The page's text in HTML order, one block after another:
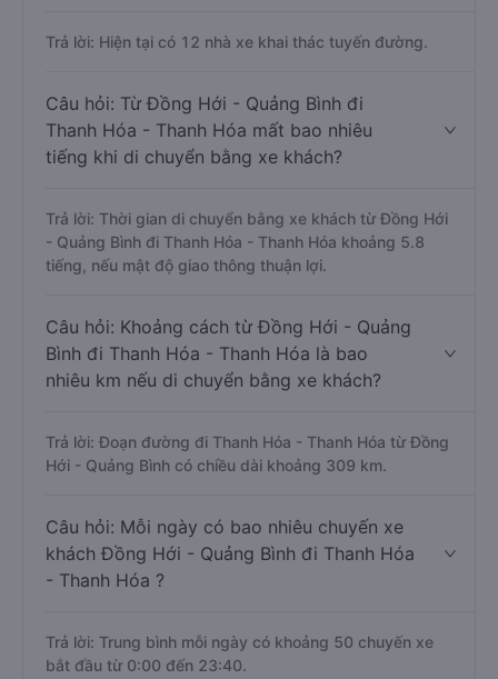
Trả lời: Hiện tại có 12 nhà xe khai thác tuyến đường.
Câu hỏi: Từ Đồng Hới - Quảng Bình đi
Thanh Hóa - Thanh Hóa mất bao nhiêu
tiếng khi di chuyển bằng xe khách?
Trả lời: Thời gian di chuyển bằng xe khách từ Đồng Hới
- Quảng Bình đi Thanh Hóa - Thanh Hóa khoảng 5.8
tiếng, nếu mật độ giao thông thuận lợi.
Câu hỏi: Khoảng cách từ Đồng Hới - Quảng
Bình đi Thanh Hóa - Thanh Hóa là bao
nhiêu km nếu di chuyển bằng xe khách?
Trả lời: Đoạn đường đi Thanh Hóa - Thanh Hóa từ Đồng
Hới - Quảng Bình có chiều dài khoảng 309 km.
Câu hỏi: Mỗi ngày có bao nhiêu chuyến xe
khách Đồng Hới - Quảng Bình đi Thanh Hóa
- Thanh Hóa ?
Trả lời: Trung bình mỗi ngày có khoảng 50 chuyến xe
bắt đầu từ 0:00 đến 23:40.